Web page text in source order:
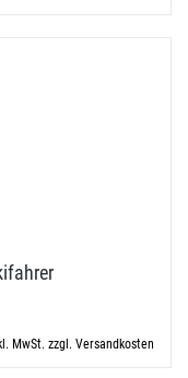
MwSt. zzgl. Versandkosten